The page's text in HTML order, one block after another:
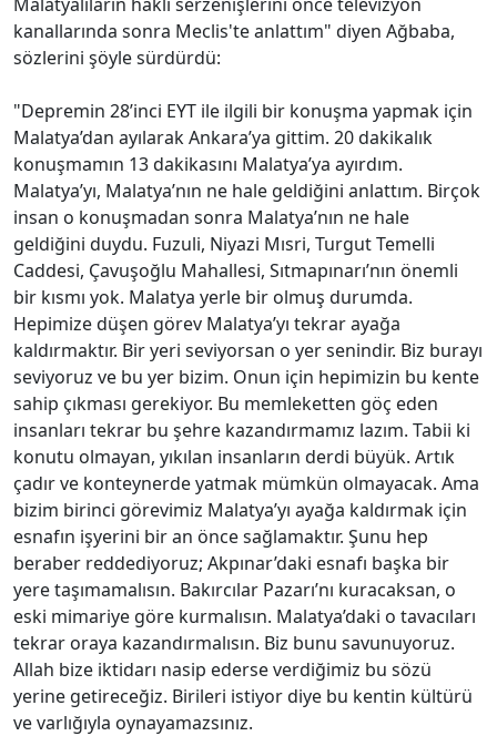
kanallarında sonra Meclis'te anlattım" diyen Ağbaba,
sözlerini şöyle sürdürdü:
"Depremin 28’inci EYT ile ilgili bir konuşma yapmak için
Malatya’dan ayılarak Ankara’ya gittim. 20 dakikalık
konuşmamın 13 dakikasını Malatya’ya ayırdım.
Malatya’yı, Malatya’nın ne hale geldiğini anlattım. Birçok
insan o konuşmadan sonra Malatya’nın ne hale
geldiğini duydu. Fuzuli, Niyazi Mısri, Turgut Temelli
Caddesi, Çavuşoğlu Mahallesi, Sıtmapınarı’nın önemli
bir kısmı yok. Malatya yerle bir olmuş durumda.
Hepimize düşen görev Malatya’yı tekrar ayağa
kaldırmaktır. Bir yeri seviyorsan o yer senindir. Biz burayı
seviyoruz ve bu yer bizim. Onun için hepimizin bu kente
sahip çıkması gerekiyor. Bu memleketten göç eden
insanları tekrar bu şehre kazandırmamız lazım. Tabii ki
konutu olmayan, yıkılan insanların derdi büyük. Artık
çadır ve konteynerde yatmak mümkün olmayacak. Ama
bizim birinci görevimiz Malatya’yı ayağa kaldırmak için
esnafın işyerini bir an önce sağlamaktır. Şunu hep
beraber reddediyoruz; Akpınar’daki esnafı başka bir
yere taşımamalısın. Bakırcılar Pazarı’nı kuracaksan, o
eski mimariye göre kurmalısın. Malatya’daki o tavacıları
tekrar oraya kazandırmalısın. Biz bunu savunuyoruz.
Allah bize iktidarı nasip ederse verdiğimiz bu sözü
yerine getireceğiz. Birileri istiyor diye bu kentin kültürü
ve varlığıyla oynayamazsınız.